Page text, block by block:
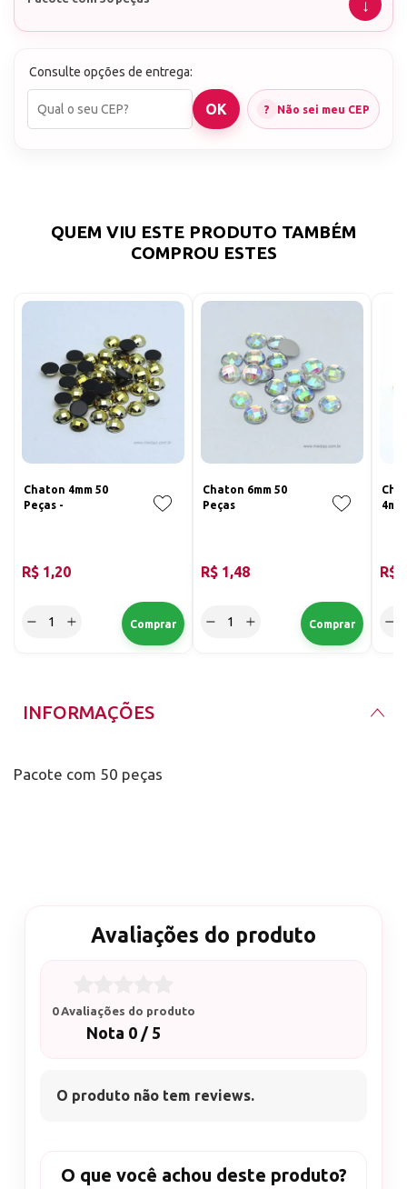
Consulte opções de entrega:
Não sei meu CEP
QUEM VIU ESTE PRODUTO TAMBÉM
COMPROU ESTES
Chaton 4mm 50
Peças -
R$ 1,20
Chaton 6mm 50
Peças
R$ 1,48 R$
INFORMAÇÕES
Pacote com 50 peças
Avaliações do produto
0 Avaliações do produto
Nota 0 / 5
O produto não tem reviews.
O que você achou deste produto?